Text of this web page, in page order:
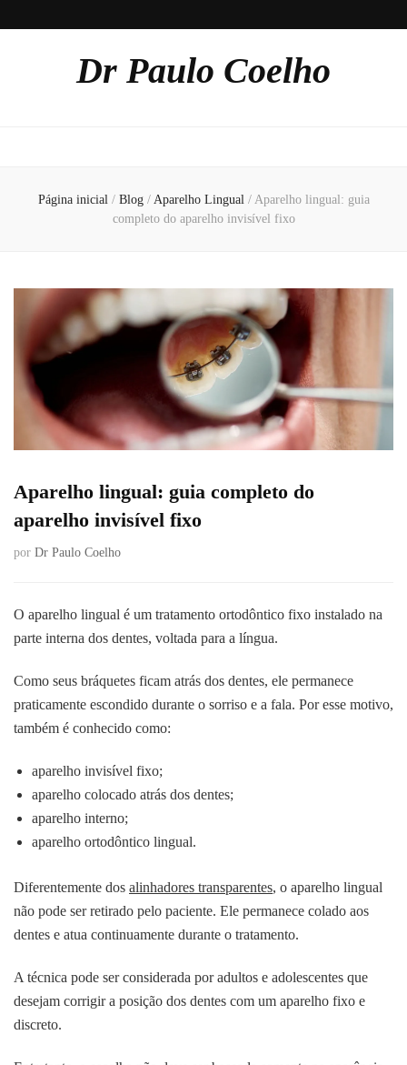
Dr Paulo Coelho
Página inicial / Blog / Aparelho Lingual / Aparelho lingual: guia
completo do aparelho invisível fixo
Aparelho lingual: guia completo do
aparelho invisível fixo
por Dr Paulo Coelho
O aparelho lingual é um tratamento ortodôntico fixo instalado na
parte interna dos dentes, voltada para a língua.
Como seus bráquetes ficam atrás dos dentes, ele permanece
praticamente escondido durante o sorriso e a fala. Por esse motivo,
também é conhecido como:
aparelho invisível fixo;
aparelho colocado atrás dos dentes;
aparelho interno;
aparelho ortodôntico lingual.
Diferentemente dos alinhadores transparentes, o aparelho lingual
não pode ser retirado pelo paciente. Ele permanece colado aos
dentes e atua continuamente durante o tratamento.
A técnica pode ser considerada por adultos e adolescentes que
desejam corrigir a posição dos dentes com um aparelho fixo e
discreto.